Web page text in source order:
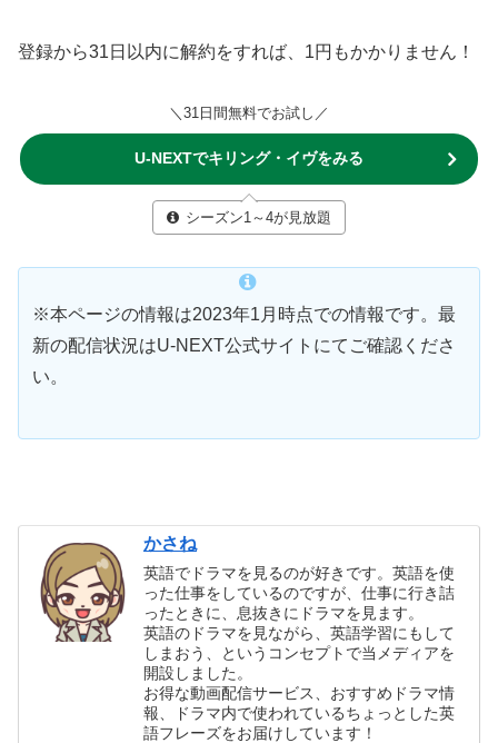
登録から31日以内に解約をすれば、1円もかかりません！
＼31日間無料でお試し／
U-NEXTでキリング・イヴをみる
シーズン1～4が見放題
※本ページの情報は2023年1月時点での情報です。最
新の配信状況はU-NEXT公式サイトにてご確認くださ
い。
かさね
英語でドラマを見るのが好きです。英語を使
った仕事をしているのですが、仕事に行き詰
ったときに、息抜きにドラマを見ます。
英語のドラマを見ながら、英語学習にもして
しまおう、というコンセプトで当メディアを
開設しました。
お得な動画配信サービス、おすすめドラマ情
報、ドラマ内で使われているちょっとした英
語フレーズをお届けしています！